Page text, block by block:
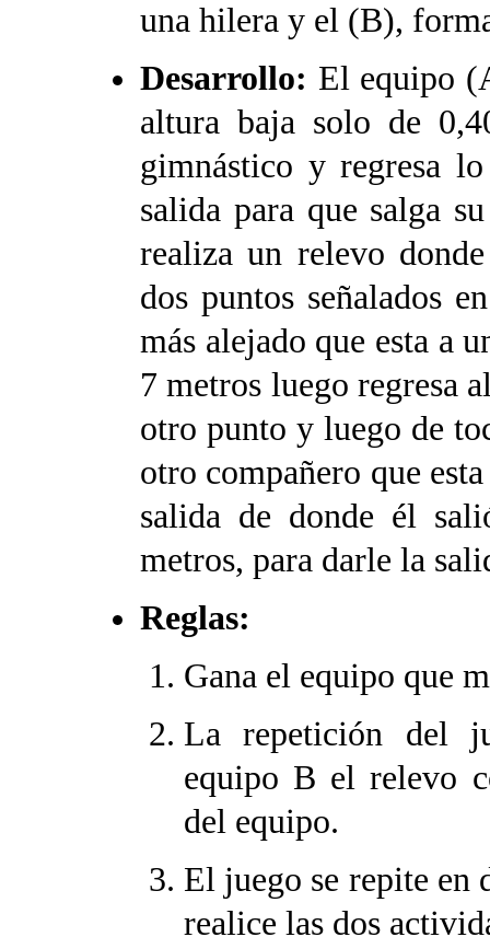
una hilera y el (B),
Desarrollo: El equipo
altura baja solo de
gimnástico y regresa
salida para que salga
realiza un relevo
dos puntos señalados
más alejado que esta a
7 metros luego regresa
otro punto y luego de
otro compañero que
salida de donde él
metros, para darle la
Reglas:
Gana el equipo que
La repetición del
equipo B el relevo
del equipo.
El juego se repite en
realice las dos